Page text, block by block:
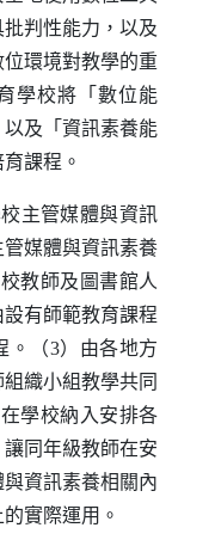
判性能力，以及
環境對教學的重
學校將「數位能
及「資訊素養能
課程。
主管媒體與資訊
媒體與資訊素養
教師及圖書館人
有師範教育課程
。（3）由各地方
織小組教學共同
學校納入安排各
同年級教師在安
資訊素養相關內
實際運用。